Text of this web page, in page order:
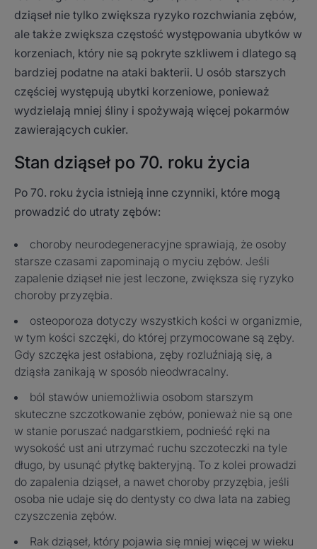
dziąseł nie tylko zwiększa ryzyko rozchwiania zębów,
ale także zwiększa częstość występowania ubytków w
korzeniach, który nie są pokryte szkliwem i dlatego są
bardziej podatne na ataki bakterii. U osób starszych
częściej występują ubytki korzeniowe, ponieważ
wydzielają mniej śliny i spożywają więcej pokarmów
zawierających cukier.
Stan dziąseł po 70. roku życia
Po 70. roku życia istnieją inne czynniki, które mogą
prowadzić do utraty zębów:
choroby neurodegeneracyjne sprawiają, że osoby
starsze czasami zapominają o myciu zębów. Jeśli
zapalenie dziąseł nie jest leczone, zwiększa się ryzyko
choroby przyzębia.
osteoporoza dotyczy wszystkich kości w organizmie,
w tym kości szczęki, do której przymocowane są zęby.
Gdy szczęka jest osłabiona, zęby rozluźniają się, a
dziąsła zanikają w sposób nieodwracalny.
ból stawów uniemożliwia osobom starszym
skuteczne szczotkowanie zębów, ponieważ nie są one
w stanie poruszać nadgarstkiem, podnieść ręki na
wysokość ust ani utrzymać ruchu szczoteczki na tyle
długo, by usunąć płytkę bakteryjną. To z kolei prowadzi
do zapalenia dziąseł, a nawet choroby przyzębia, jeśli
osoba nie udaje się do dentysty co dwa lata na zabieg
czyszczenia zębów.
Rak dziąseł, który pojawia się mniej więcej w wieku